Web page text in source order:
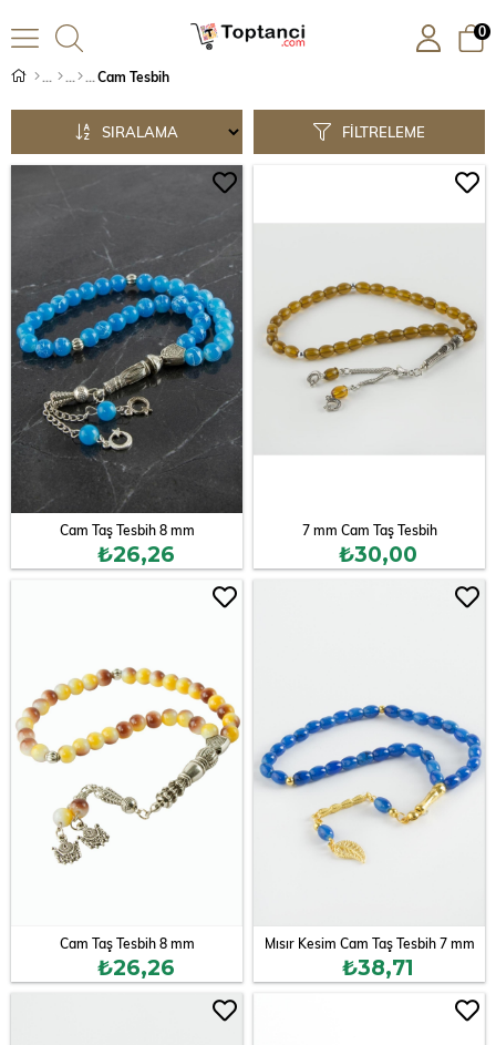
0
Cam Tesbih
FILTRELEME
SIRALAMA
Cam Taş Tesbih 8 mm
₺26,26
7 mm Cam Taş Tesbih
₺30,00
Cam Taş Tesbih 8 mm
₺26,26
Mısır Kesim Cam Taş Tesbih 7 mm
₺38,71